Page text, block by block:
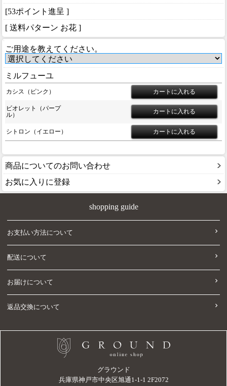
[53ポイント進呈 ]
[ 送料パターン お花 ]
ご用途を教えてください。
ミルフューユ
カシス（ピンク）
ビオレット（パープ
ル）
シトロン（イエロー）
商品についてのお問い合わせ
お気に入りに登録
shopping guide
お支払い方法について
配送について
お届けについて
返品交換について
グラウンド
兵庫県神戸市中央区旭通1-1-1 2F2072